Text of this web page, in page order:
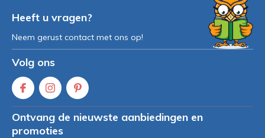
Heeft u vragen?
Neem gerust contact met ons op!
Volg ons
Ontvang de nieuwste aanbiedingen en
promoties